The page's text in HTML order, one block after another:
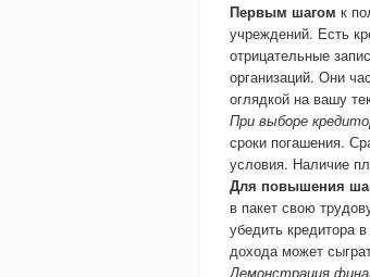
Первым шагом к
учреждений. Есть
отрицательные
организаций. Они
оглядкой на вашу
При выборе
сроки погашения.
условия. Наличие
Для повышения
в пакет свою
убедить кредитора
дохода может
Демонстрация